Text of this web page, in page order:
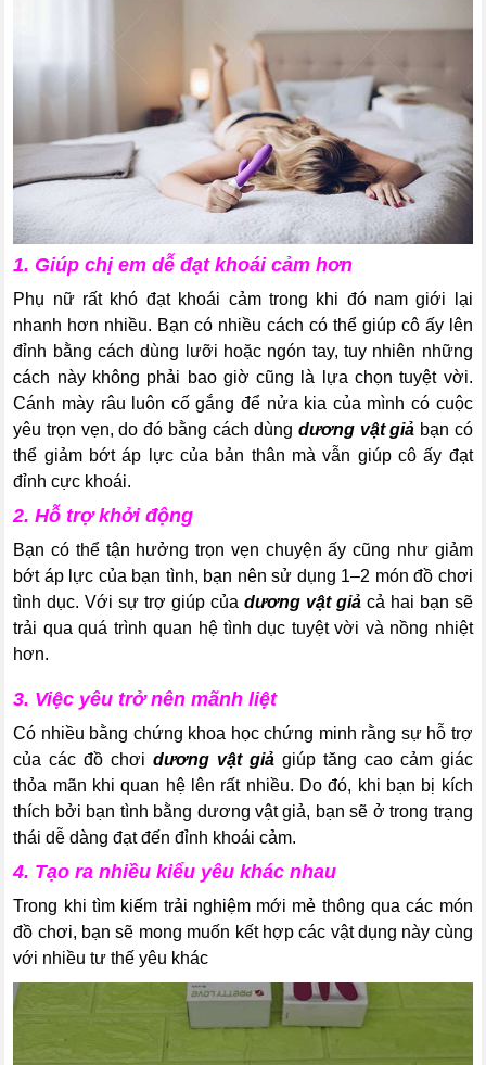
1. Giúp chị em dễ đạt khoái cảm hơn
Phụ nữ rất khó đạt khoái cảm trong khi đó nam giới lại
nhanh hơn nhiều. Bạn có nhiều cách có thể giúp cô ấy lên
đỉnh bằng cách dùng lưỡi hoặc ngón tay, tuy nhiên những
cách này không phải bao giờ cũng là lựa chọn tuyệt vời.
Cánh mày râu luôn cố gắng để nửa kia của mình có cuộc
yêu trọn vẹn, do đó bằng cách dùng dương vật giả bạn có
thể giảm bớt áp lực của bản thân mà vẫn giúp cô ấy đạt
đỉnh cực khoái.
2. Hỗ trợ khởi động
Bạn có thể tận hưởng trọn vẹn chuyện ấy cũng như giảm
bớt áp lực của bạn tình, bạn nên sử dụng 1–2 món đồ chơi
tình dục. Với sự trợ giúp của dương vật giảcả hai bạn sẽ
trải qua quá trình quan hệ tình dục tuyệt vời và nồng nhiệt
hơn.
3. Việc yêu trở nên mãnh liệt
Có nhiều bằng chứng khoa học chứng minh rằng sự hỗ trợ
của các đồ chơidương vật giảgiúp tăng cao cảm giác
thỏa mãn khi quan hệ lên rất nhiều. Do đó, khi bạn bị kích
thích bởi bạn tình bằng dương vật giả, bạn sẽ ở trong trạng
thái dễ dàng đạt đến đỉnh khoái cảm.
4. Tạo ra nhiều kiểu yêu khác nhau
Trong khi tìm kiếm trải nghiệm mới mẻ thông qua các món
đồ chơi, bạn sẽ mong muốn kết hợp các vật dụng này cùng
với nhiều tư thế yêu khác